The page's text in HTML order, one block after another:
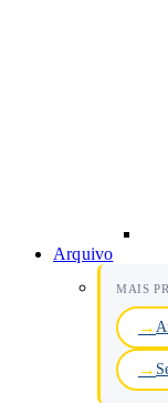
Arquivo
MAIS